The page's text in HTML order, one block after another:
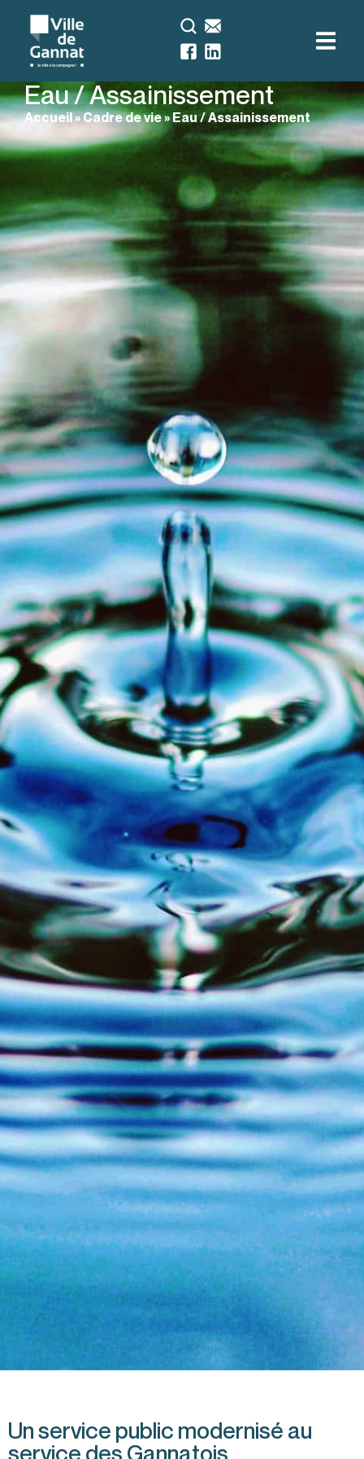
Eau / Assainissement
Accueil»Cadre de vie» Eau / Assainissement
Un service public modernisé au
service des Gannatois